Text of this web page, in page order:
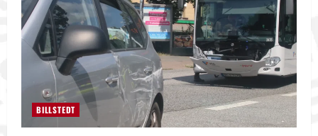
BILLSTEDT